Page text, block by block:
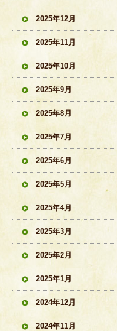
2025年12月
2025年11月
2025年10月
2025年9月
2025年8月
2025年7月
2025年6月
2025年5月
2025年4月
2025年3月
2025年2月
2025年1月
2024年12月
2024年11月